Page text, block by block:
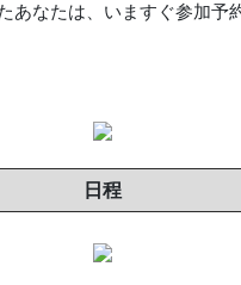
あなたは、いますぐ参加予
日程